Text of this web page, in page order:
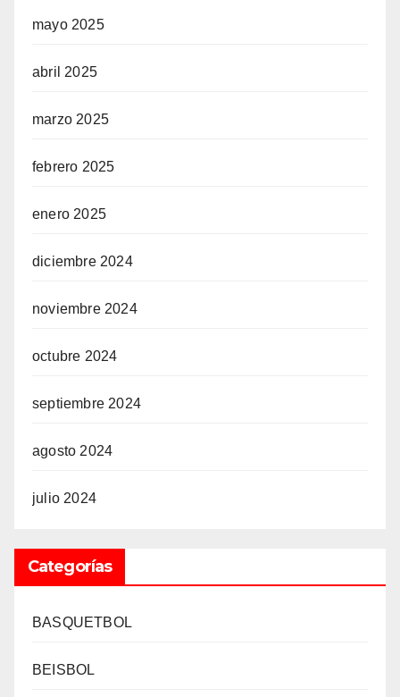
mayo 2025
abril 2025
marzo 2025
febrero 2025
enero 2025
diciembre 2024
noviembre 2024
octubre 2024
septiembre 2024
agosto 2024
julio 2024
Categorías
BASQUETBOL
BEISBOL